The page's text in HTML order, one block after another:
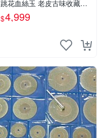
跳花血絲玉 老皮古味收藏品
重量：4 0 5公克
$4,999